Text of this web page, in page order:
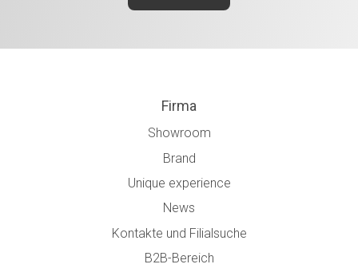
Firma
Showroom
Brand
Unique experience
News
Kontakte und Filialsuche
B2B-Bereich